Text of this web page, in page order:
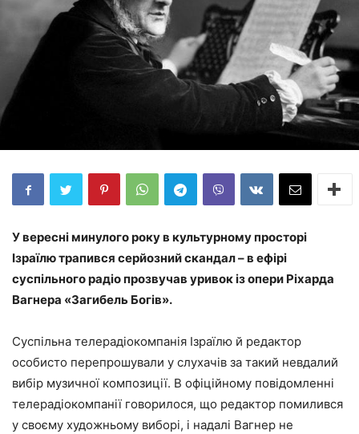
У вересні минулого року в культурному просторі
Ізраїлю трапився серйозний скандал – в ефірі
суспільного радіо прозвучав уривок із опери Ріхарда
Вагнера «Загибель Богів».
Суспільна телерадіокомпанія Ізраїлю й редактор
особисто перепрошували у слухачів за такий невдалий
вибір музичної композиції. В офіційному повідомленні
телерадіокомпанії говорилося, що редактор помилився
у своєму художньому виборі, і надалі Вагнер не